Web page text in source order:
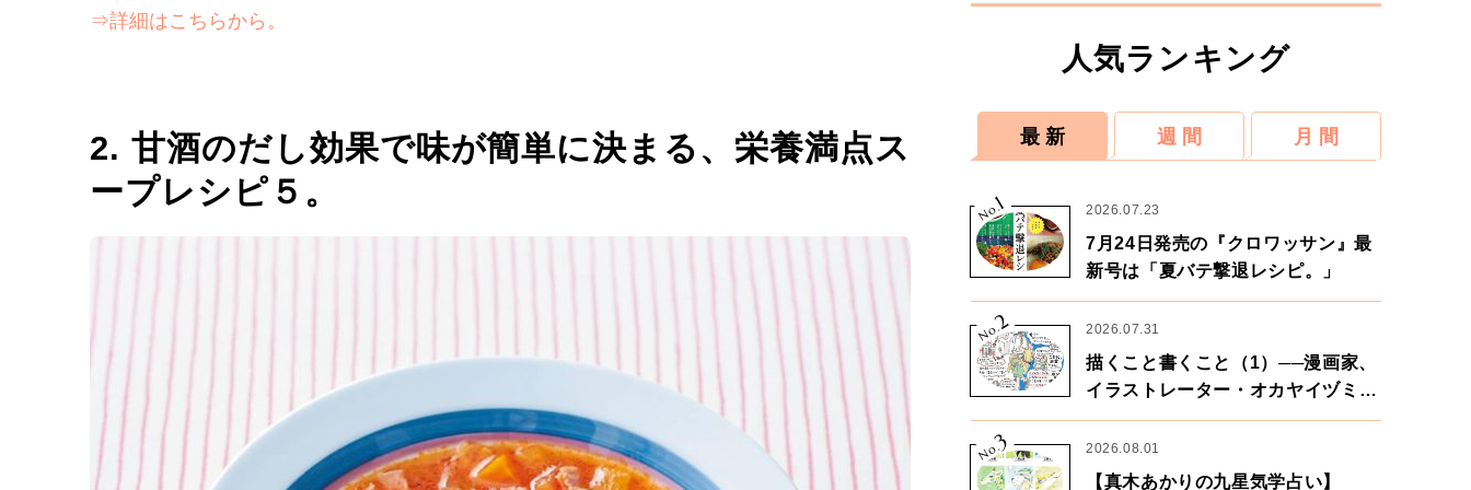
⇒詳細はこちらから。
2. 甘酒のだし効果で味が簡単に決まる、栄養満点ス
ープレシピ５。
人気ランキング
最 新 週 間 月 間
No.
1 2026.07.23
7月24日発売の『クロワッサン』最
新号は「夏バテ撃退レシピ。」
No.2 2026.07.31
描くこと書くこと（1）──漫画家、
イラストレーター・オカヤイヅミさ
ん×漫画家・鶴谷香央理さん
No.
3 2026.08.01
【真木あかりの九星気学占い】